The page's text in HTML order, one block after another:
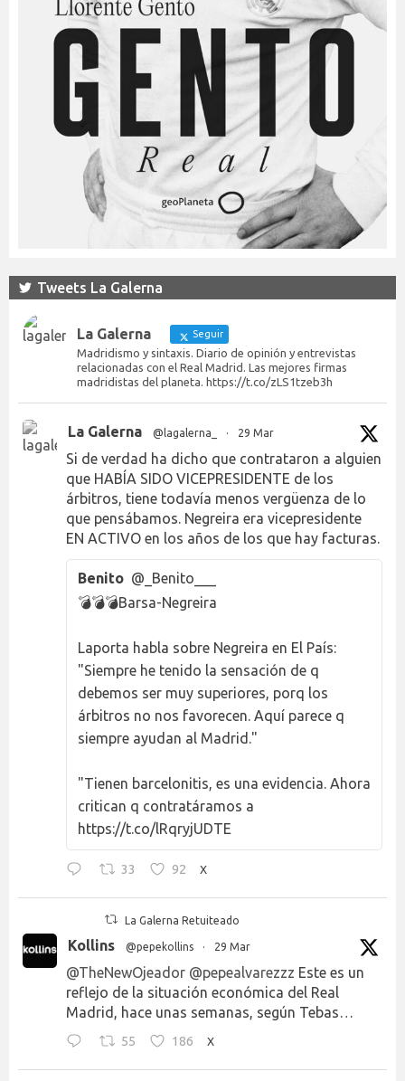
Tweets La Galerna
La Galerna Seguir
Madridismo y sintaxis. Diario de opinión y entrevistas
relacionadas con el Real Madrid. Las mejores firmas
madridistas del planeta. https://t.co/zLS1tzeb3h
La Galerna @lagalerna_ · 29 Mar
Si de verdad ha dicho que contrataron a alguien
que HABÍA SIDO VICEPRESIDENTE de los
árbitros, tiene todavía menos vergüenza de lo
que pensábamos. Negreira era vicepresidente
EN ACTIVO en los años de los que hay facturas.
Benito @_Benito___
💣💣💣Barsa-Negreira
Laporta habla sobre Negreira en El País:
"Siempre he tenido la sensación de q
debemos ser muy superiores, porq los
árbitros no nos favorecen. Aquí parece q
siempre ayudan al Madrid."
"Tienen barcelonitis, es una evidencia. Ahora
critican q contratáramos a
https://t.co/lRqryjUDTE
33 92 X
La Galerna Retuiteado
Kollins @pepekollins · 29 Mar
@TheNewOjeador @pepealvarezzz Este es un
reflejo de la situación económica del Real
Madrid, hace unas semanas, según Tebas…
55 186 X